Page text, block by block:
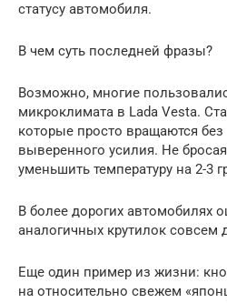
статусу автомобиля.
В чем суть последней фразы?
Возможно, многие
микроклимата в Lada Vesta.
которые просто вращаются
выверенного усилия. Не
уменьшить температуру на 2-3
В более дорогих автомобилях
аналогичных крутилок совсем
Еще один пример из жизни:
на относительно свежем